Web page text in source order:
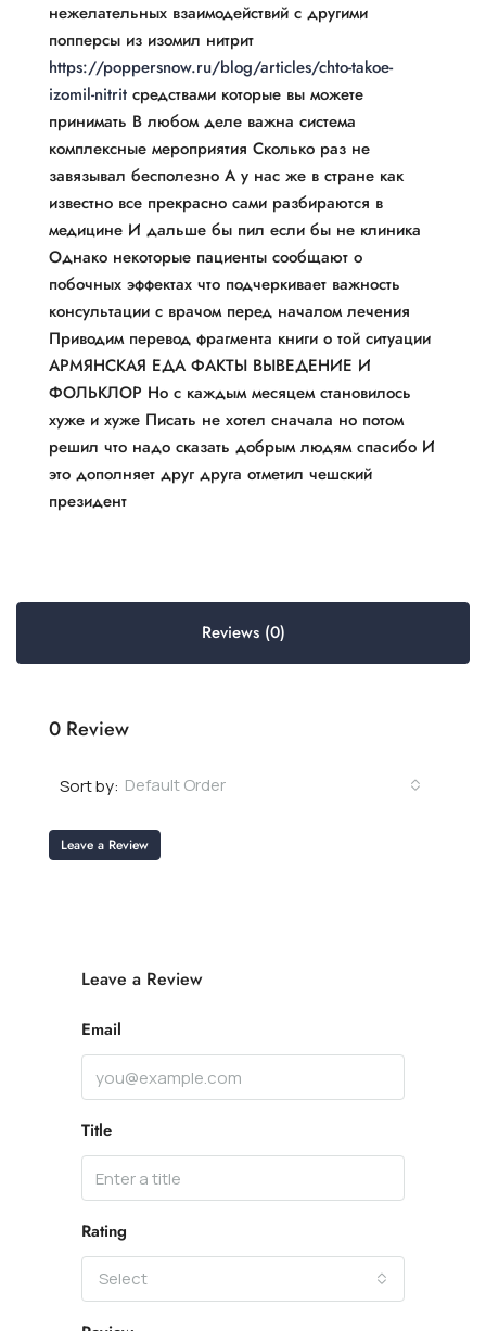
нежелательных взаимодействий с другими
попперсы из изомил нитрит
https://poppersnow.ru/blog/articles/chto-takoe-
izomil-nitrit средствами которые вы можете
принимать В любом деле важна система
комплексные мероприятия Сколько раз не
завязывал бесполезно А у нас же в стране как
известно все прекрасно сами разбираются в
медицине И дальше бы пил если бы не клиника
Однако некоторые пациенты сообщают о
побочных эффектах что подчеркивает важность
консультации с врачом перед началом лечения
Приводим перевод фрагмента книги о той ситуации
АРМЯНСКАЯ ЕДА ФАКТЫ ВЫВЕДЕНИЕ И
ФОЛЬКЛОР Но с каждым месяцем становилось
хуже и хуже Писать не хотел сначала но потом
решил что надо сказать добрым людям спасибо И
это дополняет друг друга отметил чешский
президент
Reviews (0)
0 Review
Sort by: Default Order
Leave a Review
Leave a Review
Email
Title
Rating
Select